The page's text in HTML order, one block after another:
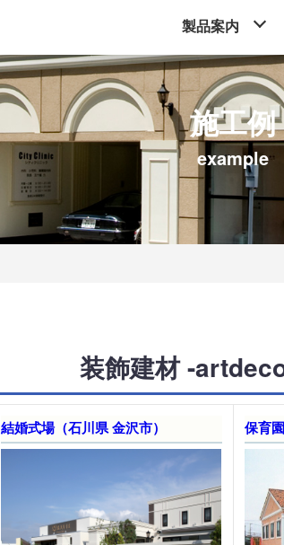
製品案内
施工例
example
装飾建材 -
結婚式場（石川県 金沢市） 保育